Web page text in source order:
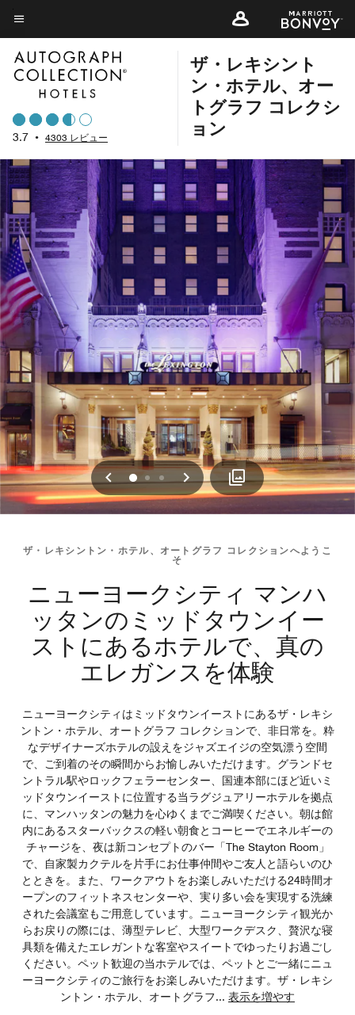
Skip
to
main
content
メニューのテキスト
3.7 • 4303 レビュー
ザ・レキシント
ン・ホテル、オー
トグラフ コレクシ
ョン
戻る
012 次へ
ザ・レキシントン・ホテル、オートグラフ コレクションへようこ
そ
ニューヨークシティ マンハ
ッタンのミッドタウンイー
ストにあるホテルで、真の
エレガンスを体験
ニューヨークシティはミッドタウンイーストにあるザ・レキシ
ントン・ホテル、オートグラフ コレクションで、非日常を。粋
なデザイナーズホテルの設えをジャズエイジの空気漂う空間
で、ご到着のその瞬間からお愉しみいただけます。グランドセ
ントラル駅やロックフェラーセンター、国連本部にほど近いミ
ッドタウンイーストに位置する当ラグジュアリーホテルを拠点
に、マンハッタンの魅力を心ゆくまでご満喫ください。朝は館
内にあるスターバックスの軽い朝食とコーヒーでエネルギーの
チャージを、夜は新コンセプトのバー「The Stayton Room」
で、自家製カクテルを片手にお仕事仲間やご友人と語らいのひ
とときを。また、ワークアウトをお楽しみいただける24時間オ
ープンのフィットネスセンターや、実り多い会を実現する洗練
された会議室もご用意しています。ニューヨークシティ観光か
らお戻りの際には、薄型テレビ、大型ワークデスク、贅沢な寝
具類を備えたエレガントな客室やスイートでゆったりお過ごし
ください。ペット歓迎の当ホテルでは、ペットとご一緒にニュ
ーヨークシティのご旅行をお楽しみいただけます。ザ・レキシ
ントン・ホテル、オートグラフ... 表示を増やす